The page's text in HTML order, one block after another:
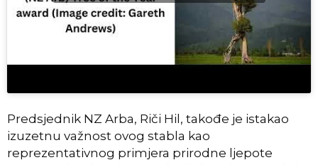
Predsjednik NZ Arba, Riči Hil, takođe je istakao
izuzetnu važnost ovog stabla kao
reprezentativnog primjera prirodne ljepote